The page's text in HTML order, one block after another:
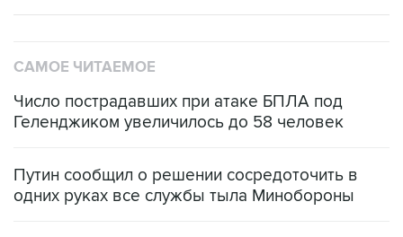
САМОЕ ЧИТАЕМОЕ
Число пострадавших при атаке БПЛА под
Геленджиком увеличилось до 58 человек
Путин сообщил о решении сосредоточить в
одних руках все службы тыла Минобороны